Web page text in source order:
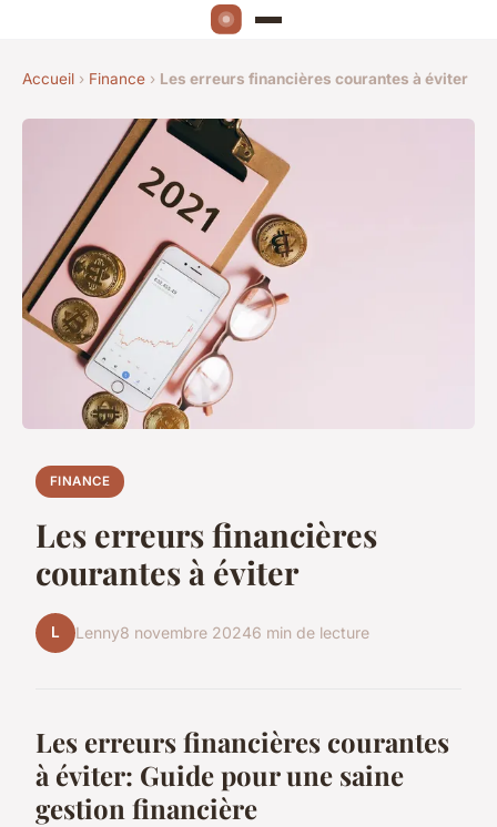
Accueil › Finance › Les erreurs financières courantes à éviter
FINANCE
Les erreurs financières
courantes à éviter
L Lenny8 novembre 20246 min de lecture
Les erreurs financières courantes
à éviter: Guide pour une saine
gestion financière